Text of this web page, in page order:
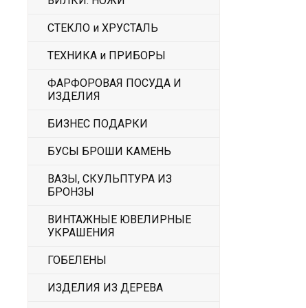
СТЕКЛО и ХРУСТАЛЬ
ТЕХНИКА и ПРИБОРЫ
ФАРФОРОВАЯ ПОСУДА И
ИЗДЕЛИЯ
БИЗНЕС ПОДАРКИ
БУСЫ БРОШИ КАМЕНЬ
ВАЗЫ, СКУЛЬПТУРА ИЗ
БРОНЗЫ
ВИНТАЖНЫЕ ЮВЕЛИРНЫЕ
УКРАШЕНИЯ
ГОБЕЛЕНЫ
ИЗДЕЛИЯ ИЗ ДЕРЕВА